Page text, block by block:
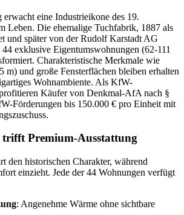
eine Industrieikone des 19.
Leben. Die ehemalige Tuchfabrik, 1887 als
und später von der Rudolf Karstadt AG
exklusive Eigentumswohnungen (62-111
Charakteristische Merkmale wie
m) und große Fensterflächen bleiben erhalten
Wohnambiente. Als KfW-
Käufer von Denkmal-AfA nach §
Förderungen bis 150.000 € pro Einheit mit
Premium-Ausstattung
den historischen Charakter, während
einzieht. Jede der 44 Wohnungen verfügt
: Angenehme Wärme ohne sichtbare